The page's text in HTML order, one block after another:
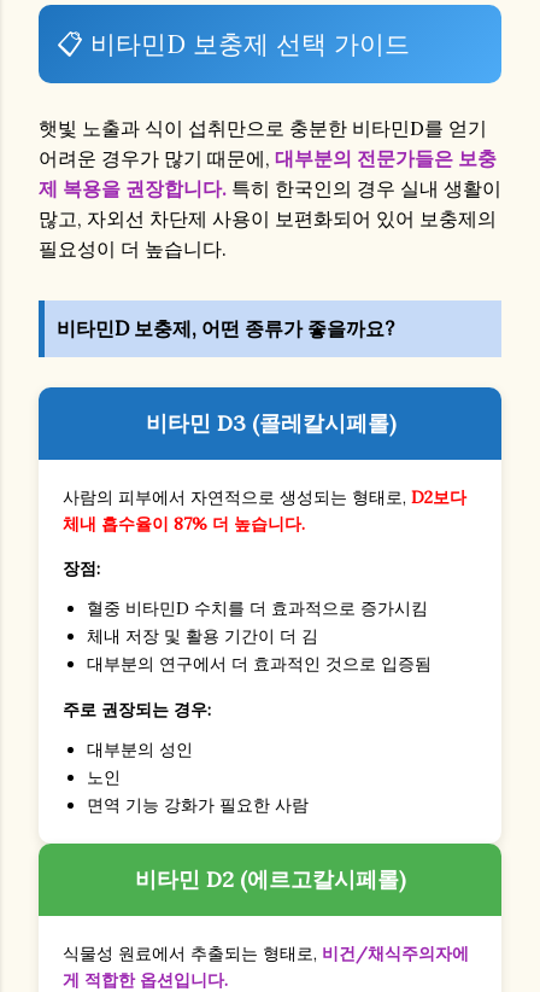
📋 비타민D 보충제 선택 가이드
햇빛 노출과 식이 섭취만으로 충분한 비타민D를 얻기
어려운 경우가 많기 때문에, 대부분의 전문가들은 보충
제 복용을 권장합니다. 특히 한국인의 경우 실내 생활이
많고, 자외선 차단제 사용이 보편화되어 있어 보충제의
필요성이 더 높습니다.
비타민D 보충제, 어떤 종류가 좋을까요?
비타민 D3 (콜레칼시페롤)
사람의 피부에서 자연적으로 생성되는 형태로, D2보다
체내 흡수율이 87% 더 높습니다.
장점:
혈중 비타민D 수치를 더 효과적으로 증가시킴
체내 저장 및 활용 기간이 더 김
대부분의 연구에서 더 효과적인 것으로 입증됨
주로 권장되는 경우:
대부분의 성인
노인
면역 기능 강화가 필요한 사람
비타민 D2 (에르고칼시페롤)
식물성 원료에서 추출되는 형태로, 비건/채식주의자에
게 적합한 옵션입니다.